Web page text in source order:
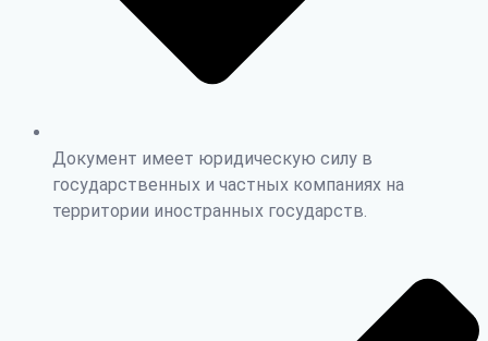
Документ имеет юридическую силу в
государственных и частных компаниях на
территории иностранных государств.